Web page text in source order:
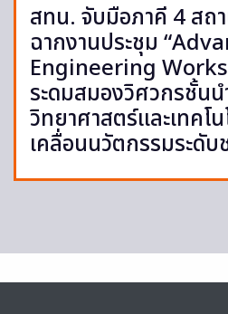
สทน. จับมือภาคี 4 สถ
ฉากงานประชุม
Engineering
ระดมสมองวิศวกรชั้น
วิทยาศาสตร์และเทคโ
เคลื่อนนวัตกรรมระดับ